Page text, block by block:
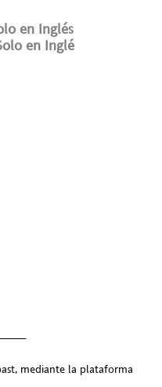
en Inglés
en Inglé
mediante la plataforma